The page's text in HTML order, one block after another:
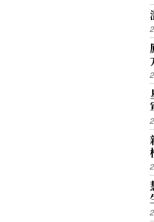
記錄八斗子的人事物及回憶
模型，可了解兩棲爬蟲動物
喜愛的變色龍、鬃獅蜥等。
館結合人文藝術、新媒體及
生物學的濃厚興趣，多年來
、蟹、蝦、寄居蟹與水生昆